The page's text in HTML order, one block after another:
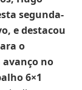
segunda-
e destacou
o
no
6×1